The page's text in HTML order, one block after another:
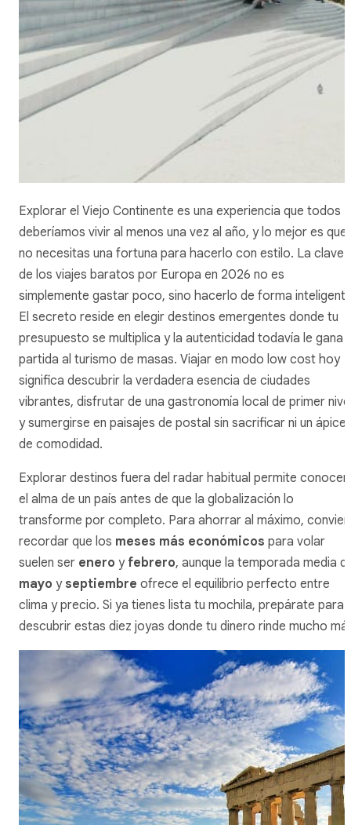
Explorar el Viejo Continente es una experiencia que todos
deberíamos vivir al menos una vez al año, y lo mejor es que
no necesitas una fortuna para hacerlo con estilo. La clave
de los viajes baratos por Europa en 2026 no es
simplemente gastar poco, sino hacerlo de forma
El secreto reside en elegir destinos emergentes donde tu
presupuesto se multiplica y la autenticidad todavía le gana
partida al turismo de masas. Viajar en modo low cost hoy
significa descubrir la verdadera esencia de ciudades
vibrantes, disfrutar de una gastronomía local de primer
y sumergirse en paisajes de postal sin sacrificar ni un ápice
de comodidad.
Explorar destinos fuera del radar habitual permite conocer
el alma de un país antes de que la globalización lo
transforme por completo. Para ahorrar al máximo,
recordar que los meses más económicos para volar
suelen ser enero y febrero, aunque la temporada media
mayo yseptiembre ofrece el equilibrio perfecto entre
clima y precio. Si ya tienes lista tu mochila, prepárate para
descubrir estas diez joyas donde tu dinero rinde mucho